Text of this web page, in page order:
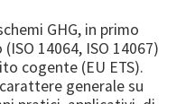
GHG, in primo
14064, ISO 14067)
cogente (EU ETS).
generale su